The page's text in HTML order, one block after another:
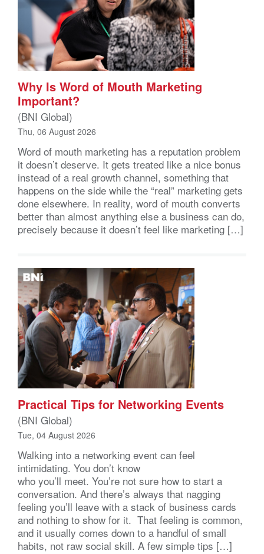
Why Is Word of Mouth Marketing
Important?
(BNI Global)
Thu, 06 August 2026
Word of mouth marketing has a reputation problem
it doesn’t deserve. It gets treated like a nice bonus
instead of a real growth channel, something that
happens on the side while the “real” marketing gets
done elsewhere. In reality, word of mouth converts
better than almost anything else a business can do,
precisely because it doesn’t feel like marketing […]
Practical Tips for Networking Events
(BNI Global)
Tue, 04 August 2026
Walking into a networking event can feel
intimidating. You don’t know
who you’ll meet. You’re not sure how to start a
conversation. And there’s always that nagging
feeling you’ll leave with a stack of business cards
and nothing to show for it. That feeling is common,
and it usually comes down to a handful of small
habits, not raw social skill. A few simple tips […]